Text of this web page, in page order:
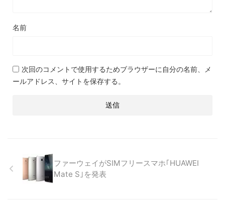
名前
次回のコメントで使用するためブラウザーに自分の名前、メ
ールアドレス、サイトを保存する。
ファーウェイがSIMフリースマホ｢HUAWEI
Mate S｣を発表